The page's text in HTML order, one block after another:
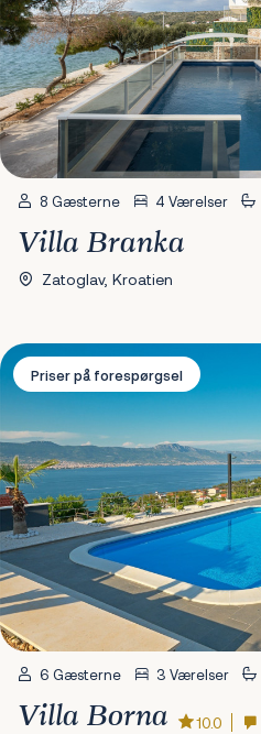
8 Gæsterne 4 Værelser
Villa Branka
Zatoglav, Kroatien
Villa Borna
Priser på forespørgsel
6 Gæsterne 3 Værelser
Villa Borna 10.0